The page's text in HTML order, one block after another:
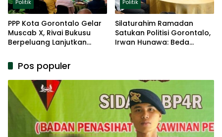
Politik
PPP Kota Gorontalo Gelar
Muscab X, Rivai Bukusu
Berpeluang Lanjutkan
Politik
Silaturahim Ramadan
Satukan Politisi Gorontalo,
Irwan Hunawa: Beda
Pos populer